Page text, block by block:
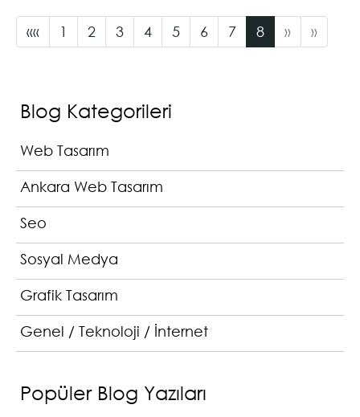
«« 1 2 3 4 5 6 7 8 » »
Blog Kategorileri
Web Tasarım
Ankara Web Tasarım
Seo
Sosyal Medya
Grafik Tasarım
Genel / Teknoloji / İnternet
Popüler Blog Yazıları